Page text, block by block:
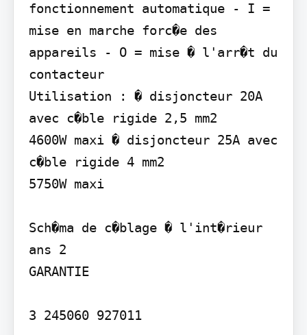
fonctionnement automatique - I =
mise en marche forc�e des
appareils - O = mise � l'arr�t du
contacteur
Utilisation : � disjoncteur 20A
avec c�ble rigide 2,5 mm2
4600W maxi � disjoncteur 25A avec
c�ble rigide 4 mm2
5750W maxi
Sch�ma de c�blage � l'int�rieur
ans 2
GARANTIE
3 245060 927011